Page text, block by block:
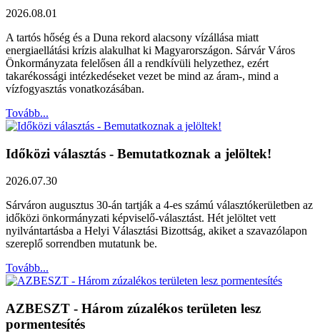
2026.08.01
A tartós hőség és a Duna rekord alacsony vízállása miatt
energiaellátási krízis alakulhat ki Magyarországon. Sárvár Város
Önkormányzata felelősen áll a rendkívüli helyzethez, ezért
takarékossági intézkedéseket vezet be mind az áram-, mind a
vízfogyasztás vonatkozásában.
Tovább...
Időközi választás - Bemutatkoznak a jelöltek!
2026.07.30
Sárváron augusztus 30-án tartják a 4-es számú választókerületben az
időközi önkormányzati képviselő-választást. Hét jelöltet vett
nyilvántartásba a Helyi Választási Bizottság, akiket a szavazólapon
szereplő sorrendben mutatunk be.
Tovább...
AZBESZT - Három zúzalékos területen lesz
pormentesítés